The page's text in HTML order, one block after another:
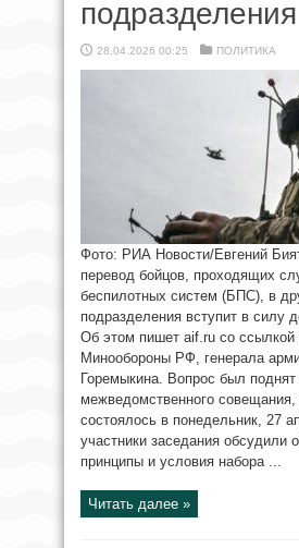
подразделения
28.04.2026 00:25 ПОЛИТИКА
Фото: РИА Новости/Евгений
перевод бойцов, проходящих
беспилотных систем (БПС), в
подразделения вступит в силу
Об этом пишет aif.ru со ссылкой
Минообороны РФ, генерала
Горемыкина. Вопрос был поднят
межведомственного совещания,
состоялось в понедельник, 27
участники заседания обсудили
принципы и условия набора ...
Читать далее »